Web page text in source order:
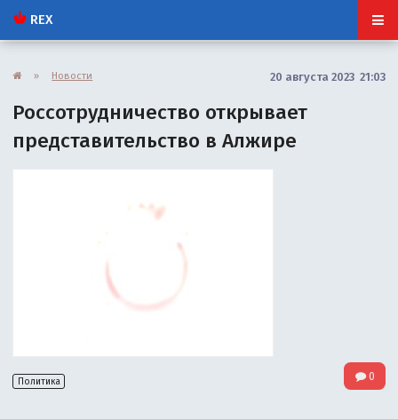
REX
» Новости 20 августа 2023 21:03
Россотрудничество открывает
представительство в Алжире
Политика 0